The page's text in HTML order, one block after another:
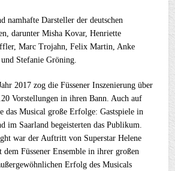
namhafte Darsteller der deutschen
darunter Misha Kovar, Henriette
Marc Trojahn, Felix Martin, Anke
Stefanie Gröning.
2017 zog die Füssener Inszenierung über
Vorstellungen in ihren Bann. Auch auf
das Musical große Erfolge: Gastspiele in
im Saarland begeisterten das Publikum.
war der Auftritt von Superstar Helene
dem Füssener Ensemble in ihrer großen
Erfolg des Musicals